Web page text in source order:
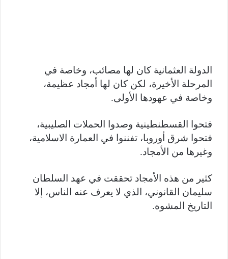
الدولة العثمانية كان لها مصائب، وخاصة في
المرحلة الأخيرة، لكن كان لها أمجاد عظيمة،
وخاصة في عهودها الأولى.
فتحوا القسطنطينية وصدوا الحملات الصليبية،
فتحوا شرق أوروبا، تفننوا في العمارة الاسلامية،
وغيرها من الأمجاد.
كثير من هذه الأمجاد تحققت في عهد السلطان
سليمان القانوني، الذي لا يعرف عنه الناس، إلا
التاريخ المشوه.